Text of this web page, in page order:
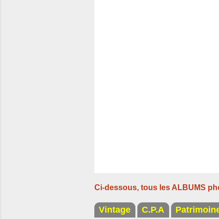
Ci-dessous, tous les ALBUMS
Vintage C.P.A